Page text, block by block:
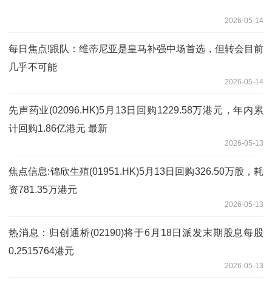
2026-05-14
每日焦点!跟队：维蒂尼亚是皇马补强中场首选，但转会目前
几乎不可能
2026-05-14
先声药业(02096.HK)5月13日回购1229.58万港元，年内累
计回购1.86亿港元 最新
2026-05-13
焦点信息:锦欣生殖(01951.HK)5月13日回购326.50万股，耗
资781.35万港元
2026-05-13
热消息：归创通桥(02190)将于6月18日派发末期股息每股
0.2515764港元
2026-05-13